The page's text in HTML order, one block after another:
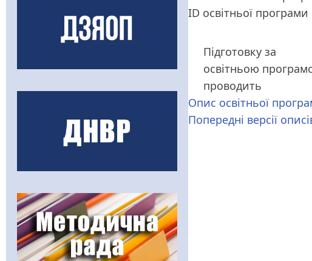
ID освітньої
Підготовку за
освітньою
проводить
Опис освітньої
Попередні версії